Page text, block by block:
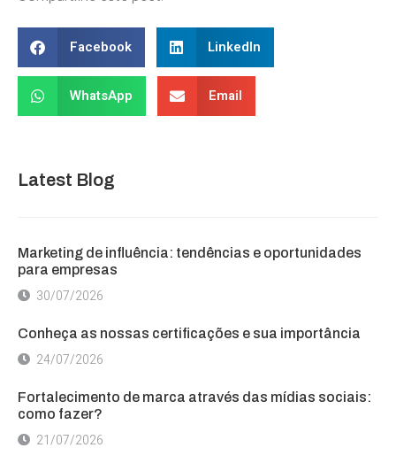
Facebook LinkedIn
WhatsApp Email
Latest Blog
Marketing de influência: tendências e oportunidades
para empresas
30/07/2026
Conheça as nossas certificações e sua importância
24/07/2026
Fortalecimento de marca através das mídias sociais:
como fazer?
21/07/2026